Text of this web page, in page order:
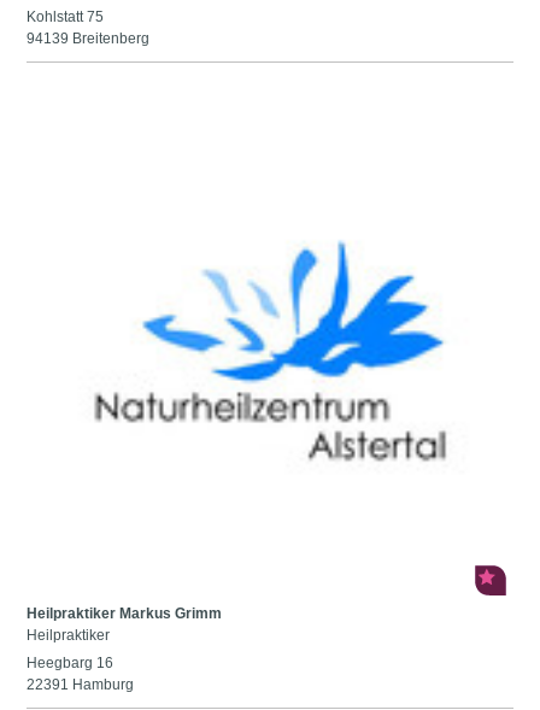
Kohlstatt 75
94139 Breitenberg
Heilpraktiker Markus Grimm
Heilpraktiker
Heegbarg 16
22391 Hamburg